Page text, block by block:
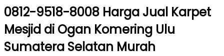
0812-9518-8008 Harga Jual Karpet
Mesjid di Ogan Komering Ulu
Sumatera Selatan Murah